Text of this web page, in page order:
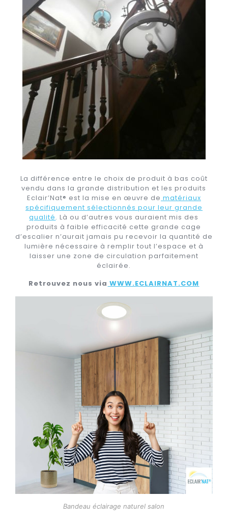
La différence entre le choix de produit à bas coût
vendu dans la grande distribution et les produits
Eclair’Nat® est la mise en œuvre de matériaux
spécifiquement sélectionnés pour leur grande
qualité. Là ou d’autres vous auraient mis des
produits à faible efficacité cette grande cage
d’escalier n’aurait jamais pu recevoir la quantité de
lumière nécessaire à remplir tout l’espace et à
laisser une zone de circulation parfaitement
éclairée.
Retrouvez nous via WWW.ECLAIRNAT.COM
Bandeau éclairage naturel salon